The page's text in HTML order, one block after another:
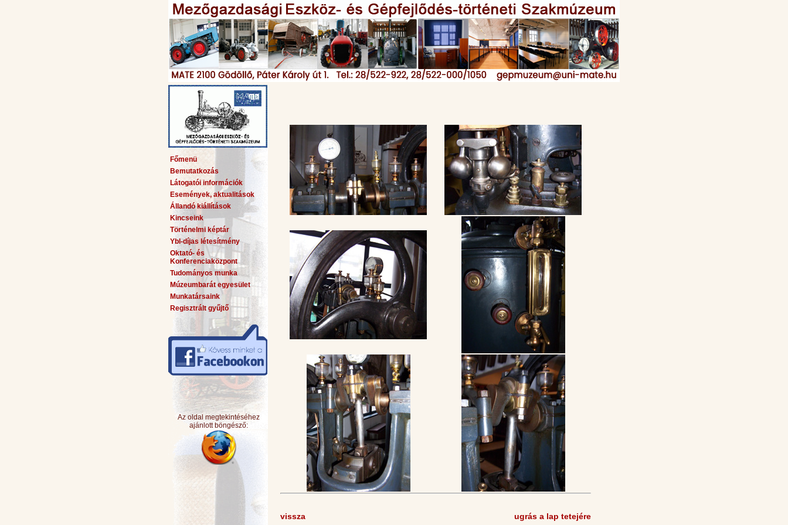
Főmenü
Bemutatkozás
Látogatói információk
Események, aktualitások
Állandó kiállítások
Kincseink
Történelmi képtár
Ybl-díjas létesítmény
Oktató- és
Konferenciaközpont
Tudományos munka
Múzeumbarát egyesület
Munkatársaink
Regisztrált gyűjtő
Az oldal megtekintéséhez
ajánlott böngésző:
vissza ugrás a lap tetejére